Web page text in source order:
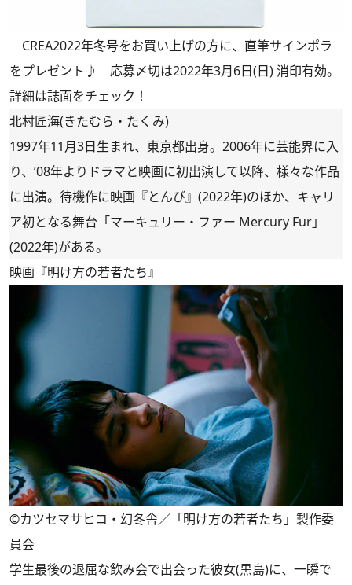
CREA2022年冬号をお買い上げの方に、直筆サインポラ
をプレゼント♪ 応募〆切は2022年3月6日(日) 消印有効。
詳細は誌面をチェック！
北村匠海(きたむら・たくみ)
1997年11月3日生まれ、東京都出身。2006年に芸能界に入
り、’08年よりドラマと映画に初出演して以降、様々な作品
に出演。待機作に映画『とんび』(2022年)のほか、キャリ
ア初となる舞台「マーキュリー・ファー Mercury Fur」
(2022年)がある。
映画『明け方の若者たち』
©カツセマサヒコ・幻冬舎／「明け方の若者たち」製作委
員会
学生最後の退屈な飲み会で出会った彼女(黒島)に、一瞬で